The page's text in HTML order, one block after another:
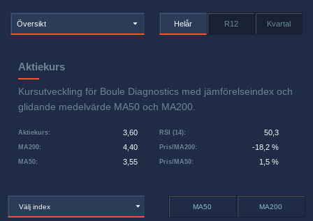
Översikt Helår R12 Kvartal
Aktiekurs
Kursutveckling för Boule Diagnostics med jämförelseindex och
glidande medelvärde MA50 och MA200.
Aktiekurs: 3,60
MA50: 3,55
MA200: 4,40 Pris/MA200: -18,2 %
RSI (14): 50,3
Pris/MA50: 1,5 %
Välj index MA50 MA200